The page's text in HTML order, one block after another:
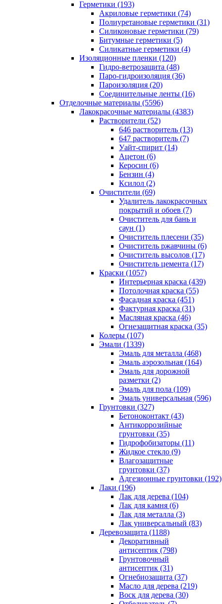
Герметики (193)
Акриловые герметики (74)
Полиуретановые герметики (31)
Силиконовые герметики (79)
Битумные герметики (5)
Силикатные герметики (4)
Изоляционные пленки (120)
Гидро-ветрозащита (48)
Паро-гидроизоляция (36)
Пароизоляция (20)
Соединительные ленты (16)
Отделочные материалы (5596)
Лакокрасочные материалы (4383)
Растворители (52)
646 растворитель (13)
647 растворитель (7)
Уайт-спирит (14)
Ацетон (6)
Керосин (6)
Бензин (4)
Ксилол (2)
Очистители (69)
Удалитель лакокрасочных
покрытий и обоев (7)
Очиститель для бань и
саун (1)
Очиститель плесени (35)
Очиститель ржавчины (6)
Очиститель высолов (17)
Очиститель цемента (17)
Краски (1057)
Интерьерная краска (439)
Потолочная краска (55)
Фасадная краска (451)
Фактурная краска (31)
Масляная краска (46)
Огнезащитная краска (35)
Колеры (107)
Эмали (1339)
Эмаль для металла (468)
Эмаль аэрозольная (164)
Эмаль для дорожной
разметки (2)
Эмаль для пола (109)
Эмаль универсальная (596)
Грунтовки (327)
Бетоноконтакт (43)
Антикоррозийные
грунтовки (35)
Гидрофобизаторы (11)
Жидкое стекло (9)
Влагозащитные
грунтовки (37)
Адгезионные грунтовки (192)
Лаки (196)
Лак для дерева (104)
Лак для камня (6)
Лак для металла (3)
Лак универсальный (83)
Деревозащита (1188)
Декоративный
антисептик (798)
Грунтовочный
антисептик (31)
Огнебиозащита (37)
Масло для дерева (219)
Воск для дерева (30)